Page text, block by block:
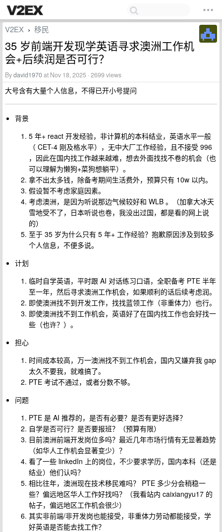
V2EX › 移民
35 岁前端开发现学英语寻求澳洲工作机
会+后续润是否可行？
Bydavid1970at Nov 18, 2025 · 2699 views
大号含有大量个人信息，不得已开小号提问
背景
5 年+ react 开发经验，非计算机的本科结业，英语水平一般
（ CET-4 刚及格水平），无中大厂工作经验，且不接受 996
，因此在国内找工作越来越难，想去外面找找不卷的机会（也
可以理解为懒狗+菜狗想躺平）。
拿不出太多钱，除备考期间生活费外，预算只有 10w 以内。
假设暂不考虑家庭因素。
考虑澳洲，是因为听说那边气候较好和 WLB 。（加拿大冰天
雪地受不了，日本听说也卷，我没出过国，都是看的网上说
的）
至于 35 岁为什么只有 5 年+ 工作经验？抱歉原因涉及到较多
个人信息，不便多说。
计划
临时自学英语，平时跟 AI 对话练习口语，全职备考 PTE 半年
至一年，然后寻求澳洲工作机会，如果顺利的话后续考虑润。
即使澳洲找不到开发工作，找找蓝领工作（非重体力）也行。
即使澳洲找不到工作机会，英语好了在国内找工作也会好找一
些（也许？）。
担心
时间成本较高，万一澳洲找不到工作机会，国内又嫌弃我 gap
太久不要我，就难搞了。
PTE 考试不通过，或者分数不够。
问题
PTE 是 AI 推荐的，是否有必要？是否有更好选择？
自学是否可行？是否要报班？（预算有限）
目前澳洲前端开发岗位多吗？最近几年市场行情有无显著趋势
（如华人工作机会显著变少）？
看了一些 linkedIn 上的岗位，不少要求学历，国内本科（还是
结业）他们认吗？
相比往年，澳洲现在技术移民难吗？ PTE 多少分会稍稳一
些？偏远地区华人工作好找吗？（我看站内 caixiangyu17 的
帖子，偏远地区工作机会很少）
其实非前端/非开发岗也能接受，非重体力劳动都能接受，学
好英语是否能去找工作？